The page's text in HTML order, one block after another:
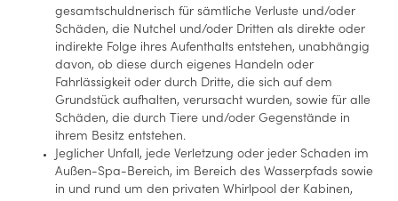
gesamtschuldnerisch für sämtliche Verluste und/oder
Schäden, die Nutchel und/oder Dritten als direkte oder
indirekte Folge ihres Aufenthalts entstehen, unabhängig
davon, ob diese durch eigenes Handeln oder
Fahrlässigkeit oder durch Dritte, die sich auf dem
Grundstück aufhalten, verursacht wurden, sowie für alle
Schäden, die durch Tiere und/oder Gegenstände in
ihrem Besitz entstehen.
Jeglicher Unfall, jede Verletzung oder jeder Schaden im
Außen-Spa-Bereich, im Bereich des Wasserpfads sowie
in und rund um den privaten Whirlpool der Kabinen,